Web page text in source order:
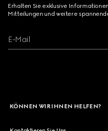
Erhalten Sie exklusive
Mitteilungen und weitere
E-Mail
KÖNNEN WIR IHNEN HELFEN?